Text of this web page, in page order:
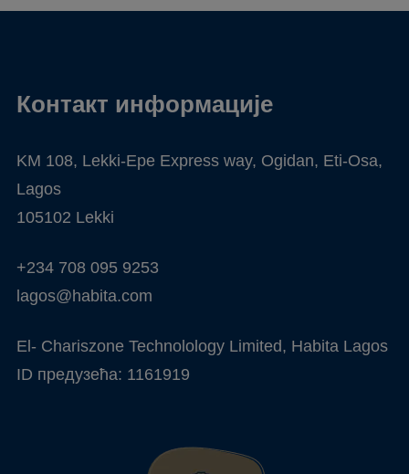
Контакт информације
KM 108, Lekki-Epe Express way, Ogidan, Eti-Osa,
Lagos
105102 Lekki
+234 708 095 9253
lagos@habita.com
El- Chariszone Technolology Limited, Habita Lagos
ID предузећа: 1161919